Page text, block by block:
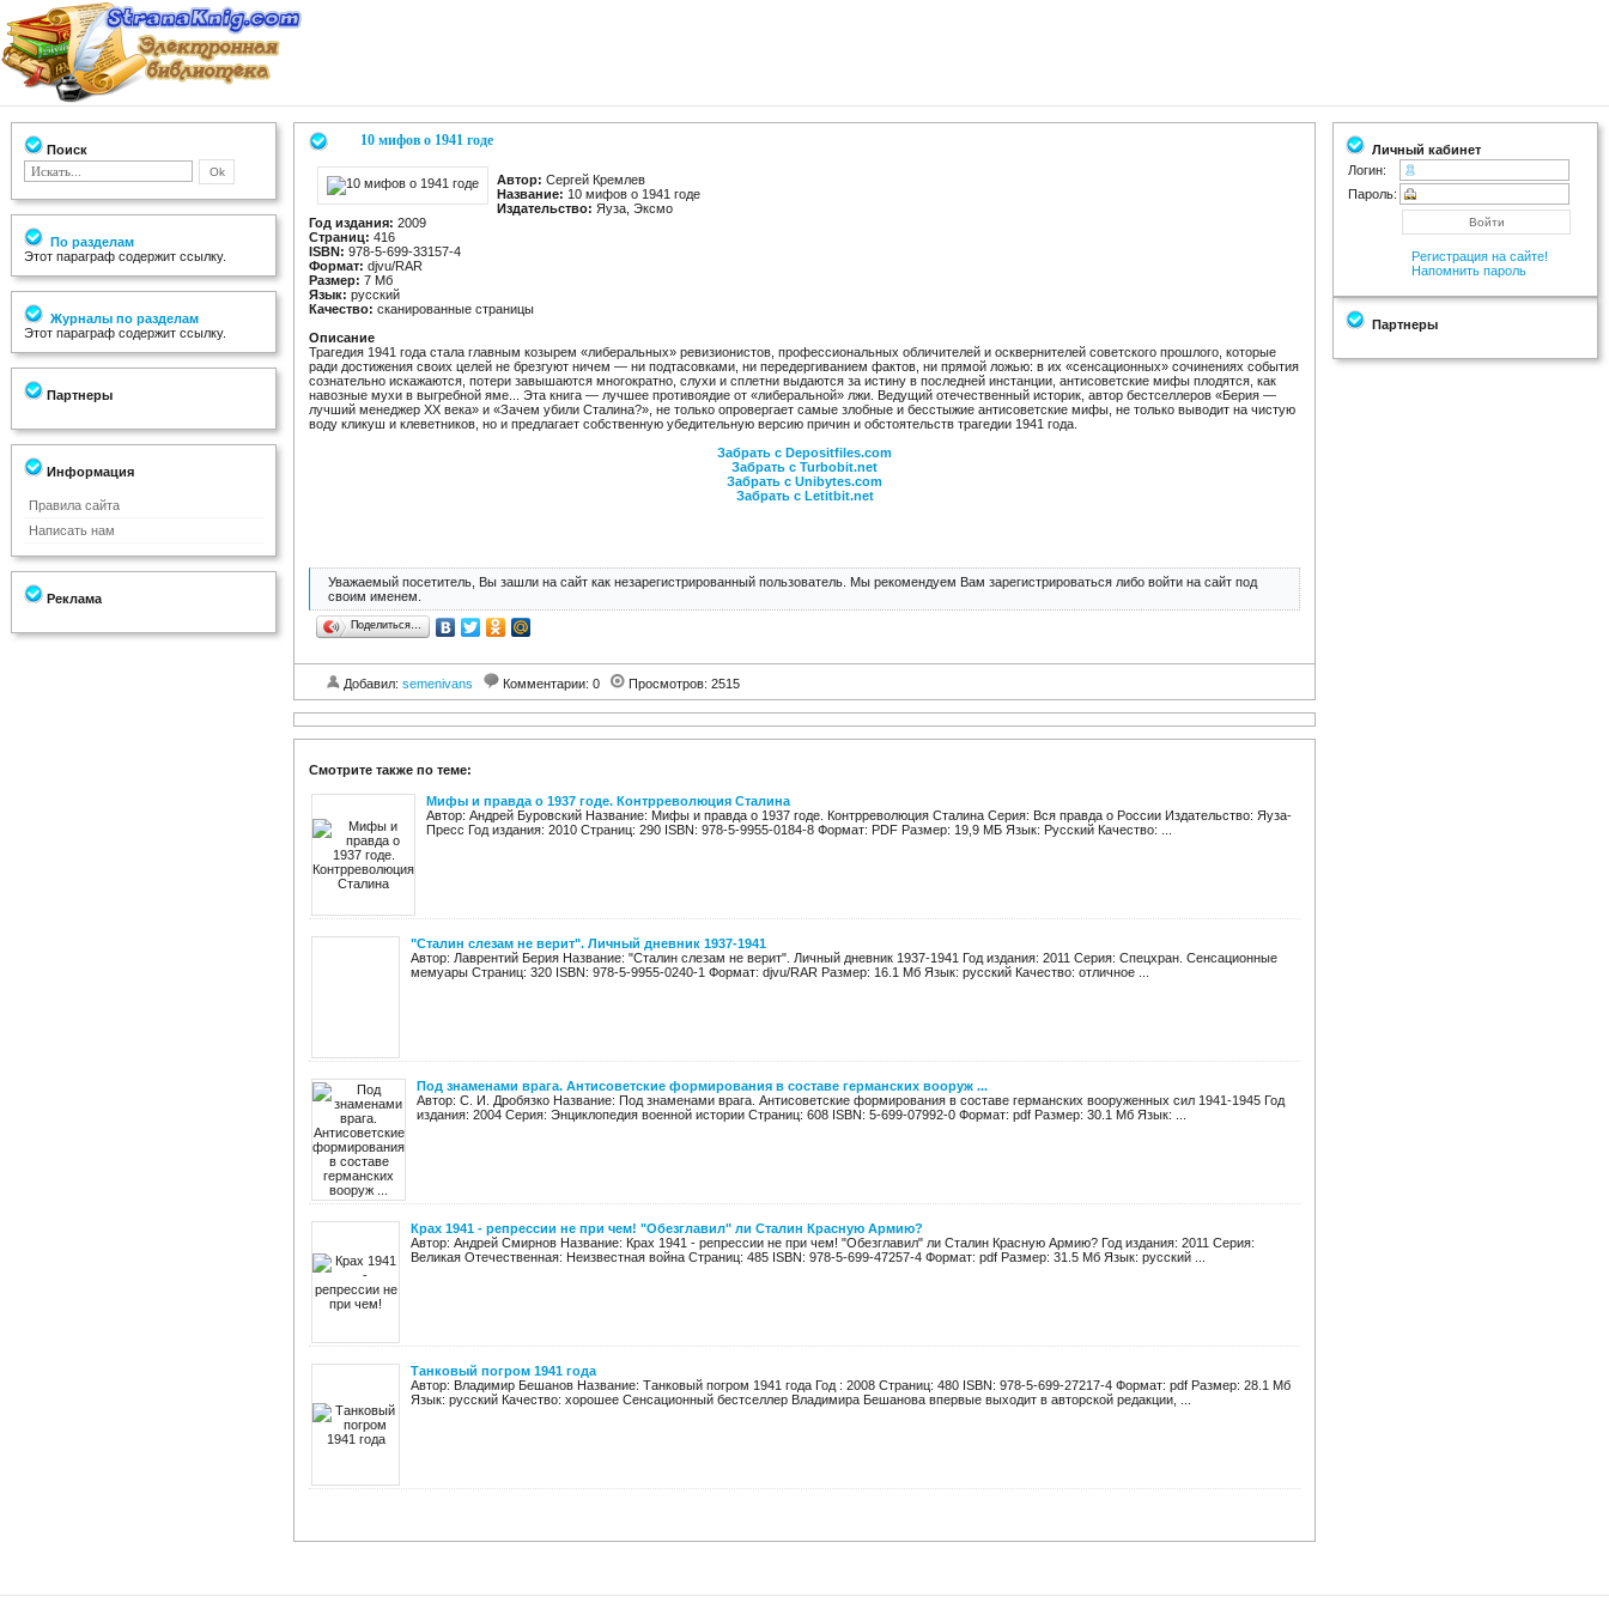
Поиск
По разделам
Этот параграф содержит ссылку.
Журналы по разделам
Этот параграф содержит ссылку.
Партнеры
Информация
Правила сайта
Написать нам
Реклама
10 мифов о 1941 годе
Автор: Сергей Кремлев
Название: 10 мифов о 1941 годе
Издательство: Яуза, Эксмо
Год издания: 2009
Страниц: 416
ISBN: 978-5-699-33157-4
Формат: djvu/RAR
Размер: 7 Мб
Язык: русский
Качество: сканированные страницы
Описание
Трагедия 1941 года стала главным козырем «либеральных» ревизионистов, профессиональных обличителей и осквернителей советского прошлого, которые
ради достижения своих целей не брезгуют ничем — ни подтасовками, ни передергиванием фактов, ни прямой ложью: в их «сенсационных» сочинениях события
сознательно искажаются, потери завышаются многократно, слухи и сплетни выдаются за истину в последней инстанции, антисоветские мифы плодятся, как
навозные мухи в выгребной яме... Эта книга — лучшее противоядие от «либеральной» лжи. Ведущий отечественный историк, автор бестселлеров «Берия —
лучший менеджер XX века» и «Зачем убили Сталина?», не только опровергает самые злобные и бесстыжие антисоветские мифы, не только выводит на чистую
воду кликуш и клеветников, но и предлагает собственную убедительную версию причин и обстоятельств трагедии 1941 года.
Забрать с Depositfiles.com
Забрать с Turbobit.net
Забрать с Unibytes.com
Забрать с Letitbit.net
Уважаемый посетитель, Вы зашли на сайт как незарегистрированный пользователь. Мы рекомендуем Вам зарегистрироваться либо войти на сайт под
своим именем.
Поделиться…
Добавил: semenivans Комментарии: 0 Просмотров: 2515
Смотрите также по теме:
Мифы и правда о 1937 годе. Контрреволюция Сталина
Автор: Андрей Буровский Название: Мифы и правда о 1937 годе. Контрреволюция Сталина Серия: Вся правда о России Издательство: Яуза-
Пресс Год издания: 2010 Страниц: 290 ISBN: 978-5-9955-0184-8 Формат: PDF Размер: 19,9 МБ Язык: Русский Качество: ...
"Сталин слезам не верит". Личный дневник 1937-1941
Автор: Лаврентий Берия Название: "Сталин слезам не верит". Личный дневник 1937-1941 Год издания: 2011 Серия: Спецхран. Сенсационные
мемуары Страниц: 320 ISBN: 978-5-9955-0240-1 Формат: djvu/RAR Размер: 16.1 Мб Язык: русский Качество: отличное ...
Под знаменами врага. Антисоветские формирования в составе германских вооруж ...
Автор: С. И. Дробязко Название: Под знаменами врага. Антисоветские формирования в составе германских вооруженных сил 1941-1945 Год
издания: 2004 Серия: Энциклопедия военной истории Страниц: 608 ISBN: 5-699-07992-0 Формат: pdf Размер: 30.1 Мб Язык: ...
Крах 1941 - репрессии не при чем! "Обезглавил" ли Сталин Красную Армию?
Автор: Андрей Смирнов Название: Крах 1941 - репрессии не при чем! "Обезглавил" ли Сталин Красную Армию? Год издания: 2011 Серия:
Великая Отечественная: Неизвестная война Страниц: 485 ISBN: 978-5-699-47257-4 Формат: pdf Размер: 31.5 Мб Язык: русский ...
Танковый погром 1941 года
Автор: Владимир Бешанов Название: Танковый погром 1941 года Год : 2008 Страниц: 480 ISBN: 978-5-699-27217-4 Формат: pdf Размер: 28.1 Мб
Язык: русский Качество: хорошее Сенсационный бестселлер Владимира Бешанова впервые выходит в авторской редакции, ...
Личный кабинет
Логин:
Пароль:
Регистрация на сайте!
Напомнить пароль
Партнеры